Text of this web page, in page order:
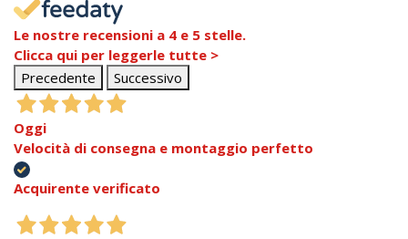
Le nostre recensioni a 4 e 5 stelle.
Clicca qui per leggerle tutte >
Precedente
Successivo
Oggi
Velocità di consegna e montaggio perfetto
Acquirente verificato